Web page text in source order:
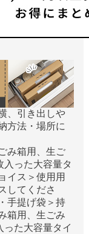
、引き出しや
方法・場所に
み箱用、生ご
った大容量タ
イス＞使用用
してくださ
手提げ袋＞持
箱用、生ごみ
た大容量タイ